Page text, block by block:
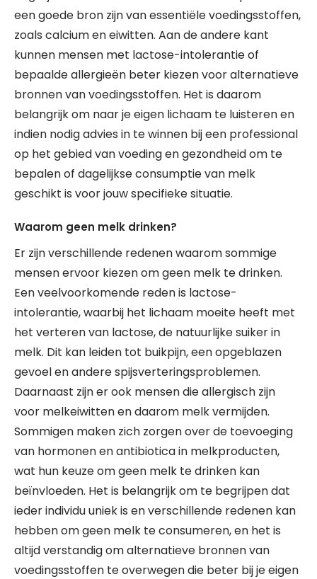
een goede bron zijn van essentiële voedingsstoffen,
zoals calcium en eiwitten. Aan de andere kant
kunnen mensen met lactose-intolerantie of
bepaalde allergieën beter kiezen voor alternatieve
bronnen van voedingsstoffen. Het is daarom
belangrijk om naar je eigen lichaam te luisteren en
indien nodig advies in te winnen bij een professional
op het gebied van voeding en gezondheid om te
bepalen of dagelijkse consumptie van melk
geschikt is voor jouw specifieke situatie.
Waarom geen melk drinken?
Er zijn verschillende redenen waarom sommige
mensen ervoor kiezen om geen melk te drinken.
Een veelvoorkomende reden is lactose-
intolerantie, waarbij het lichaam moeite heeft met
het verteren van lactose, de natuurlijke suiker in
melk. Dit kan leiden tot buikpijn, een opgeblazen
gevoel en andere spijsverteringsproblemen.
Daarnaast zijn er ook mensen die allergisch zijn
voor melkeiwitten en daarom melk vermijden.
Sommigen maken zich zorgen over de toevoeging
van hormonen en antibiotica in melkproducten,
wat hun keuze om geen melk te drinken kan
beïnvloeden. Het is belangrijk om te begrijpen dat
ieder individu uniek is en verschillende redenen kan
hebben om geen melk te consumeren, en het is
altijd verstandig om alternatieve bronnen van
voedingsstoffen te overwegen die beter bij je eigen